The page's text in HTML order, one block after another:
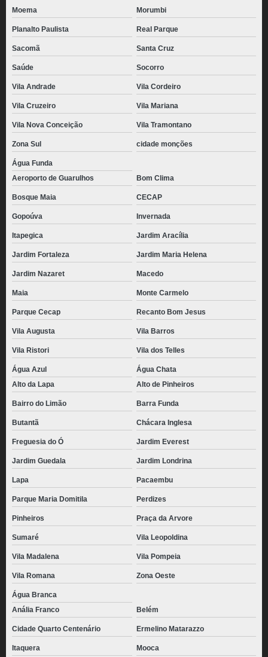
Moema Morumbi
Planalto Paulista Real Parque
Sacomã Santa Cruz
Saúde Socorro
Vila Andrade Vila Cordeiro
Vila Cruzeiro Vila Mariana
Vila Nova Conceição Vila Tramontano
Zona Sul cidade monções
Água Funda
Aeroporto de Guarulhos
Bom Clima
Bosque Maia CECAP
Gopoúva Invernada
Itapegica Jardim Aracília
Jardim Fortaleza Jardim Maria Helena
Jardim Nazaret Macedo
Maia Monte Carmelo
Parque Cecap Recanto Bom Jesus
Vila Augusta Vila Barros
Vila Ristori Vila dos Telles
Água Azul
Água Chata
Alto da Lapa
Alto de Pinheiros
Bairro do Limão Barra Funda
Butantã Chácara Inglesa
Freguesia do Ó Jardim Everest
Jardim Guedala Jardim Londrina
Lapa Pacaembu
Parque Maria Domitila Perdizes
Pinheiros Praça da Arvore
Sumaré Vila Leopoldina
Vila Madalena Vila Pompeia
Vila Romana Zona Oeste
Água Branca
Anália Franco
Belém
Cidade Quarto Centenário Ermelino Matarazzo
Itaquera Mooca